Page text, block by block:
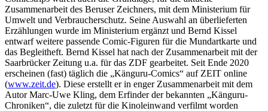
Zusammenarbeit des Beruser Zeichners, mit dem Ministerium für
Umwelt und Verbraucherschutz. Seine Auswahl an überlieferten
Erzählungen wurde im Ministerium ergänzt und Bernd Kissel
entwarf weitere passende Comic-Figuren für die Mundartkarte und
das Begleitheft. Bernd Kissel hat nach der Zusammenarbeit mit der
Saarbrücker Zeitung u.a. für das ZDF gearbeitet. Seit Ende 2020
erscheinen (fast) täglich die „Känguru-Comics“ auf ZEIT online
(www.zeit.de). Diese erstellt er in enger Zusammenarbeit mit dem
Autor Marc-Uwe Kling, dem Erfinder der bekannten „Känguru-
Chroniken“, die zuletzt für die Kinoleinwand verfilmt worden